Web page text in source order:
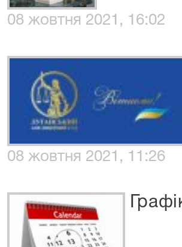
08 жовтня 2021, 16:02
08 жовтня 2021, 11:26